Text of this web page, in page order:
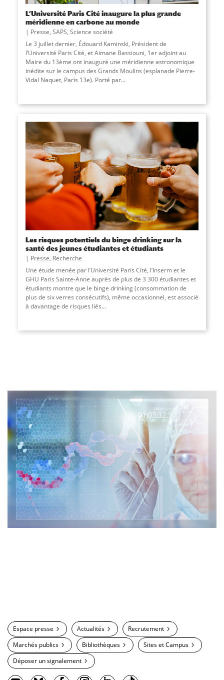
L’Université Paris Cité inaugure la plus grande
méridienne en carbone au monde
Presse, SAPS, Science société
Le 3 juillet dernier, Édouard Kaminski, Président de
l’Université Paris Cité, et Aimane Bassiouni, 1er adjoint au
Maire du 13ème ont inauguré une méridienne astronomique
inédite sur le campus des Grands Moulins (esplanade Pierre-
Vidal Naquet, Paris 13e). Porté par...
Les risques potentiels du binge drinking sur la
santé des jeunes étudiantes et étudiants
Presse, Recherche
Une étude menée par l’Université Paris Cité, l’Inserm et le
GHU Paris Sainte-Anne auprès de plus de 3 300 étudiantes et
étudiants montre que le binge drinking (consommation de
plus de six verres consécutifs), même occasionnel, est associé
à davantage de risques liés...
Espace presse Actualités
Recrutement
Marchés publics
Bibliothèques
Sites et Campus
Déposer un signalement